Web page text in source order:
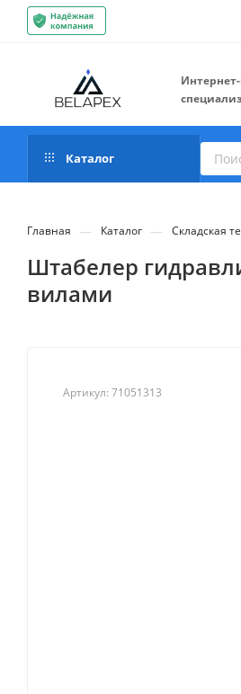
Каталог
Главная — Каталог — Складская
Штабелер
вилами
Артикул: 71051313